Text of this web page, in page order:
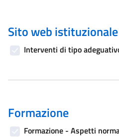
Sito web istituzionale
Interventi di tipo
Formazione
Formazione - Aspetti